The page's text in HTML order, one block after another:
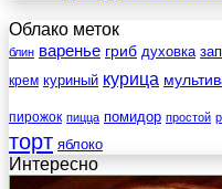
Облако меток
блин варенье гриб духовка
крем куриный курица
пирожок пицца помидор простой
торт яблоко
Интересно